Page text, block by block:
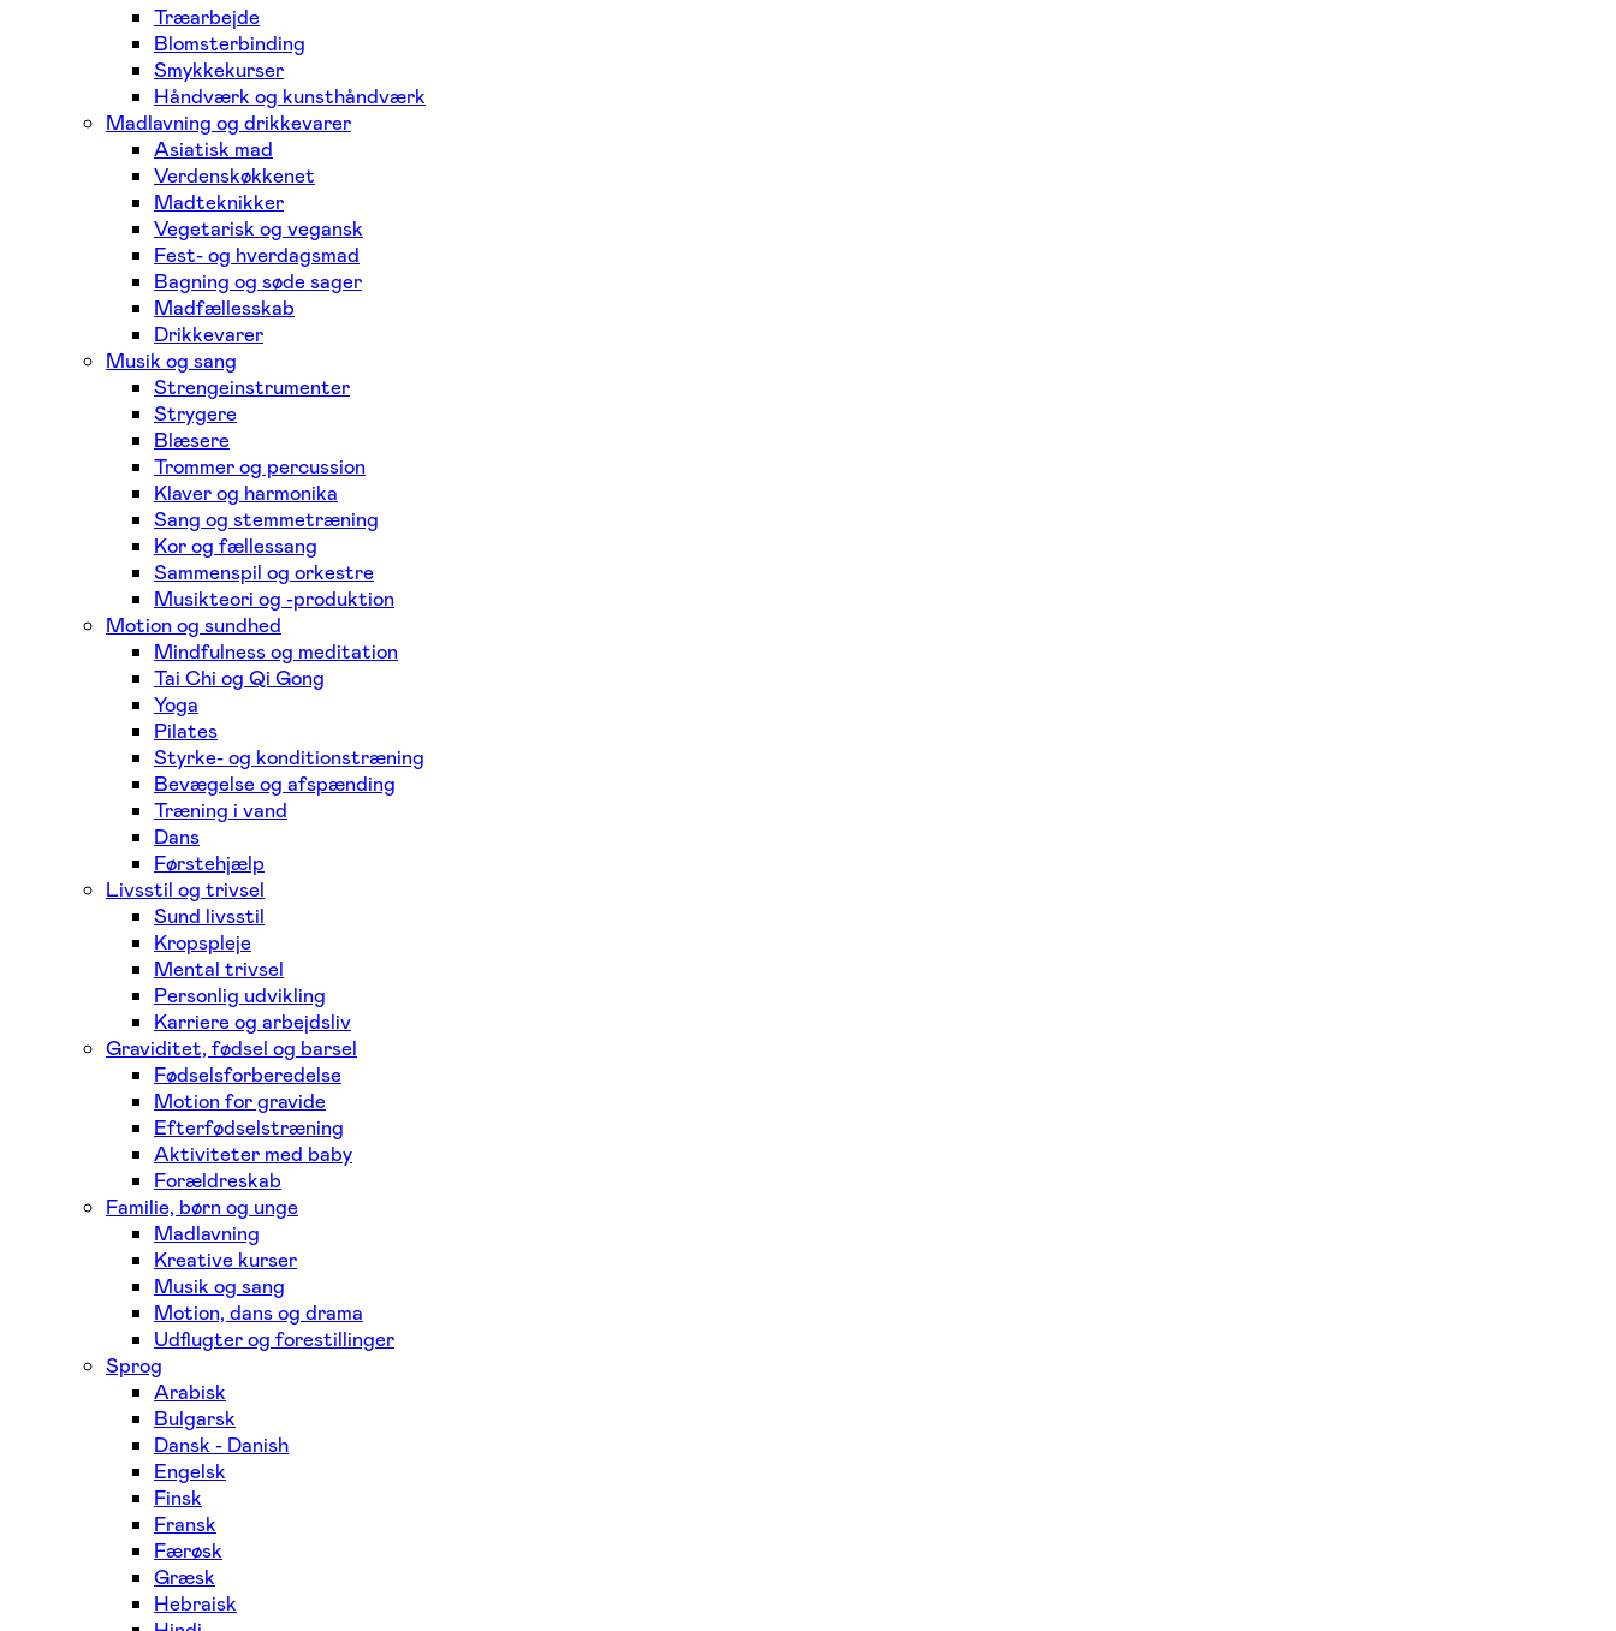
Træarbejde
Blomsterbinding
Smykkekurser
Håndværk og kunsthåndværk
Madlavning og drikkevarer
Asiatisk mad
Verdenskøkkenet
Madteknikker
Vegetarisk og vegansk
Fest- og hverdagsmad
Bagning og søde sager
Madfællesskab
Drikkevarer
Musik og sang
Strengeinstrumenter
Strygere
Blæsere
Trommer og percussion
Klaver og harmonika
Sang og stemmetræning
Kor og fællessang
Sammenspil og orkestre
Musikteori og -produktion
Motion og sundhed
Mindfulness og meditation
Tai Chi og Qi Gong
Yoga
Pilates
Styrke- og konditionstræning
Bevægelse og afspænding
Træning i vand
Dans
Førstehjælp
Livsstil og trivsel
Sund livsstil
Kropspleje
Mental trivsel
Personlig udvikling
Karriere og arbejdsliv
Graviditet, fødsel og barsel
Fødselsforberedelse
Motion for gravide
Efterfødselstræning
Aktiviteter med baby
Forældreskab
Familie, børn og unge
Madlavning
Kreative kurser
Musik og sang
Motion, dans og drama
Udflugter og forestillinger
Sprog
Arabisk
Bulgarsk
Dansk - Danish
Engelsk
Finsk
Fransk
Færøsk
Græsk
Hebraisk